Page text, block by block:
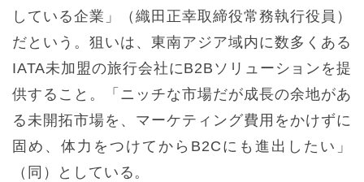
している企業」（織田正幸取締役常務執行役員）
だという。狙いは、東南アジア域内に数多くある
IATA未加盟の旅行会社にB2Bソリューションを提
供すること。「ニッチな市場だが成長の余地があ
る未開拓市場を、マーケティング費用をかけずに
固め、体力をつけてからB2Cにも進出したい」
（同）としている。